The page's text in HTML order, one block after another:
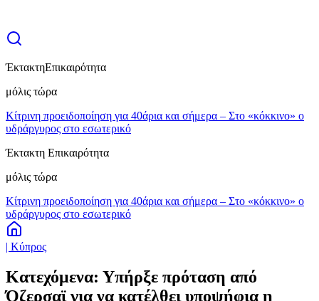
ΈκτακτηΕπικαιρότητα
μόλις τώρα
Κίτρινη προειδοποίηση για 40άρια και σήμερα – Στο «κόκκινο» ο
υδράργυρος στο εσωτερικό
Έκτακτη Επικαιρότητα
μόλις τώρα
Κίτρινη προειδοποίηση για 40άρια και σήμερα – Στο «κόκκινο» ο
υδράργυρος στο εσωτερικό
| Κύπρος
Κατεχόμενα: Υπήρξε πρόταση από
Όζερσαϊ για να κατέλθει υποψήφια η